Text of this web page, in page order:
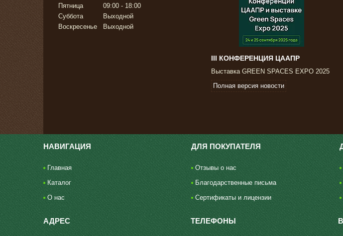
III КОНФЕРЕНЦИЯ ЦААПР
Выставка GREEN SPACES EXPO 2025
Полная версия новости
Пятница
09:00
18:00
Суббота
Выходной
Воскресенье
Выходной
НАВИГАЦИЯ
Главная
Каталог
О нас
ДЛЯ ПОКУПАТЕЛЯ
Отзывы о нас
Благодарственные письма
Сертификаты и лицензии